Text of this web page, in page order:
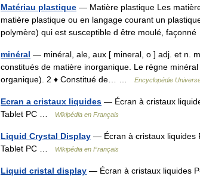
Matériau plastique — Matière plastique Les
matière plastique ou en langage courant un
polymère) qui est susceptible d être moulé,
minéral — minéral, ale, aux [ mineral, o ] adj. et n.
constitués de matière inorganique. Le règne
organique). 2 ♦ Constitué de… …
Encyclopédie
Ecran a cristaux liquides — Écran à cristaux
Tablet PC …
Wikipédia en Français
Liquid Crystal Display — Écran à cristaux liquides
Tablet PC …
Wikipédia en Français
Liquid cristal display — Écran à cristaux liquides